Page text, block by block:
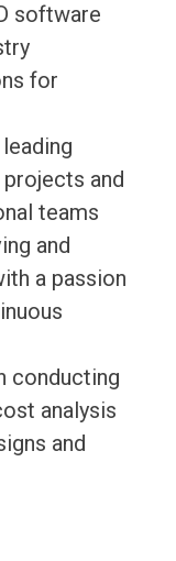
software
for
and
teams
and
a passion
conducting
analysis
and